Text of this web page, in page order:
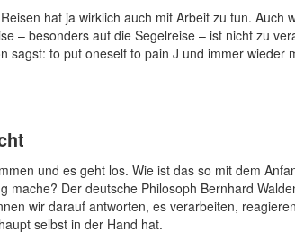
hat ja wirklich auch mit Arbeit zu tun.
– besonders auf die Segelreise – ist nicht zu
to put oneself to pain J und immer wieder
und es geht los. Wie ist das so mit dem
Der deutsche Philosoph Bernhard
wir darauf antworten, es verarbeiten,
selbst in der Hand hat.